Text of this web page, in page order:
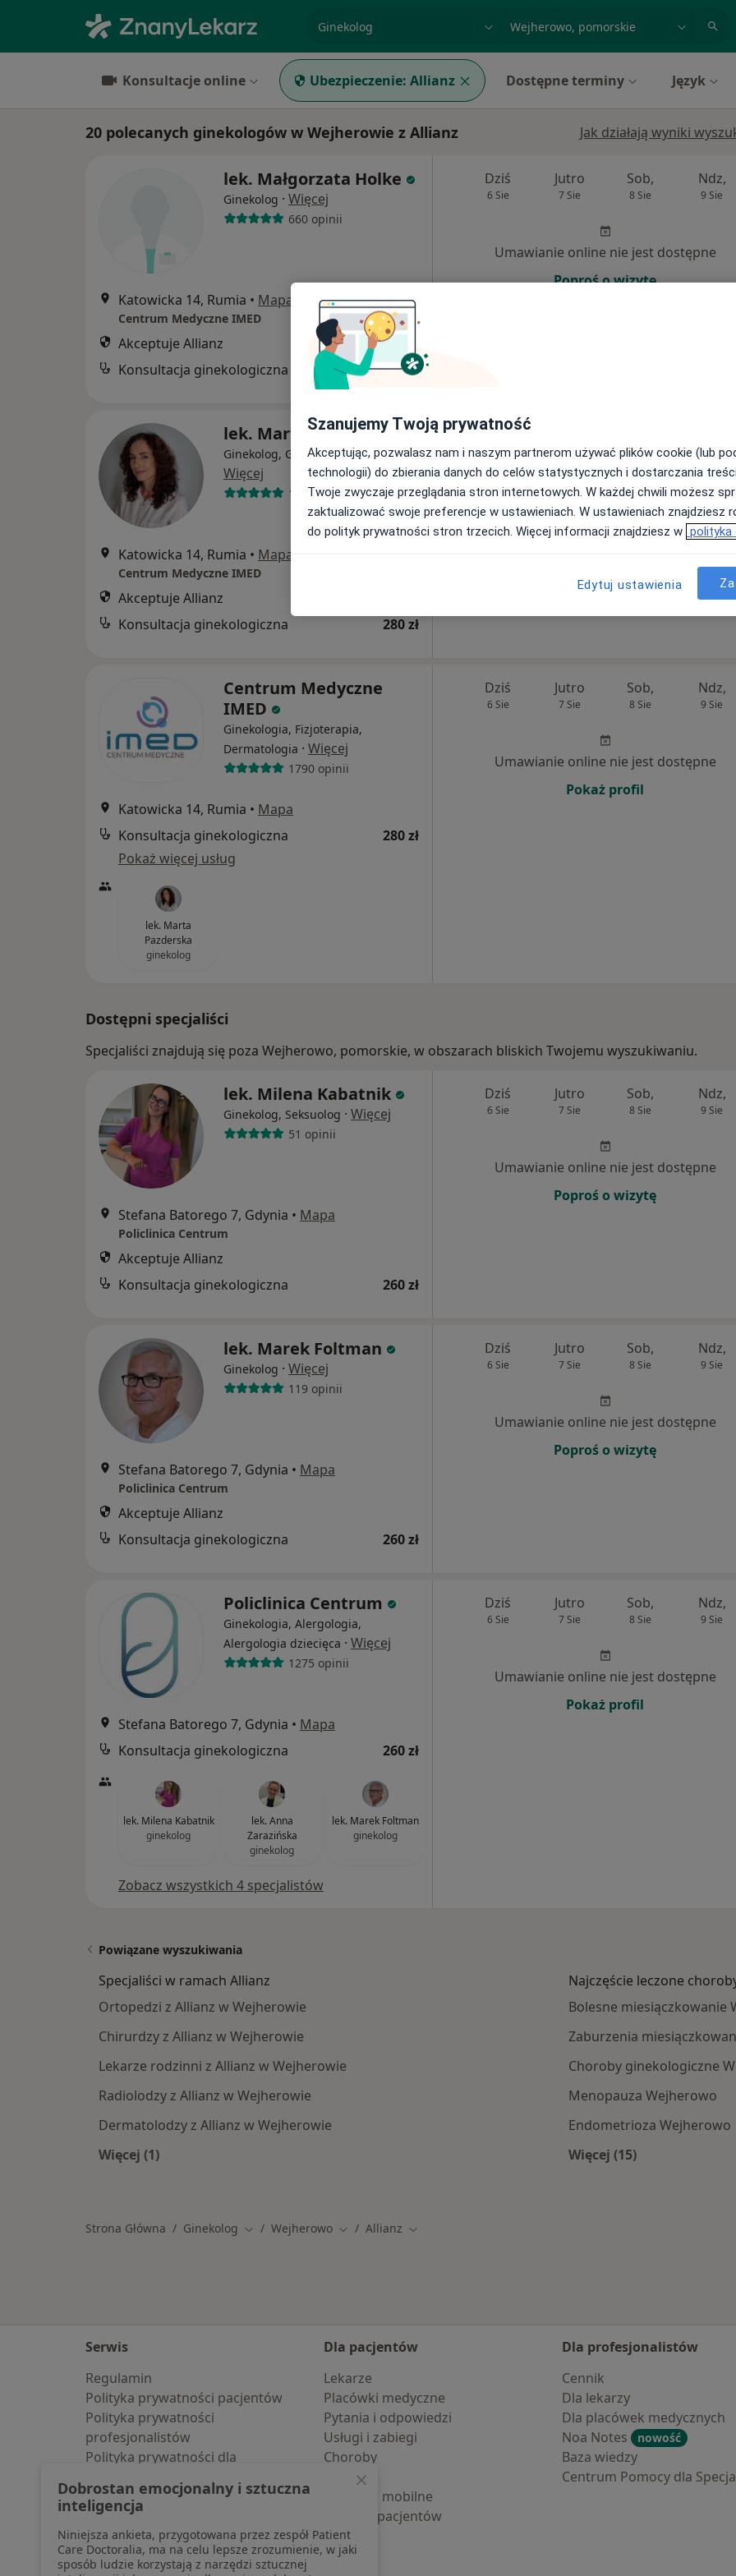
Konsultacje online Ubezpieczenie: Allianz Dostępne terminy Język
20 polecanych ginekologów w Wejherowie z Allianz Jak działają wyniki
lek. Małgorzata Holke
Ginekolog · Więcej
660 opinii
Katowicka 14, Rumia • Mapa
Centrum Medyczne IMED
Akceptuje Allianz
Konsultacja ginekologiczna
280 zł
Dziś
6 Sie
Jutro
7 Sie
Sob,
8 Sie
Ndz,
9 Sie
Umawianie online nie jest dostępne
Poproś o wizytę
lek. Marta Pazderska
Ginekolog, Ginekolog dziecięcy·
Więcej
147 opinii
Katowicka 14, Rumia • Mapa
Centrum Medyczne IMED
Akceptuje Allianz
Konsultacja ginekologiczna
280 zł
Dziś
6 Sie 7 Sie 8 Sie 9 Sie
Umawianie online nie jest dostępne
Poproś o wizytę
Centrum Medyczne
IMED
Ginekologia, Fizjoterapia,
Dermatologia · Więcej
1790 opinii
Katowicka 14, Rumia • Mapa
Konsultacja ginekologiczna
280 zł
Pokaż więcej usług
lek. Marta
Pazderska
ginekolog
Dziś
6 Sie
Jutro
7 Sie
Sob,
8 Sie
Ndz,
9 Sie
Umawianie online nie jest dostępne
Pokaż profil
Dostępni specjaliści
Specjaliści znajdują się poza Wejherowo, pomorskie, w obszarach bliskich Twojemu wyszukiwaniu.
lek. Milena Kabatnik
Ginekolog, Seksuolog · Więcej
51 opinii
Stefana Batorego 7, Gdynia • Mapa
Policlinica Centrum
Akceptuje Allianz
Konsultacja ginekologiczna
260 zł
Dziś
6 Sie
Jutro
7 Sie
Sob,
8 Sie
Ndz,
9 Sie
Umawianie online nie jest dostępne
Poproś o wizytę
lek. Marek Foltman
Ginekolog · Więcej
119 opinii
Stefana Batorego 7, Gdynia • Mapa
Policlinica Centrum
Akceptuje Allianz
Konsultacja ginekologiczna
260 zł
Dziś
6 Sie
Jutro
7 Sie
Sob,
8 Sie
Ndz,
9 Sie
Umawianie online nie jest dostępne
Poproś o wizytę
Policlinica Centrum
Ginekologia, Alergologia,
Alergologia dziecięca · Więcej
1275 opinii
Stefana Batorego 7, Gdynia • Mapa
Konsultacja ginekologiczna
260 zł
lek. Milena Kabatnik
ginekolog
lek. Anna
Zarazińska
ginekolog
lek. Marek Foltman
ginekolog
Zobacz wszystkich 4 specjalistów
Dziś
6 Sie
Jutro
7 Sie
Sob,
8 Sie
Ndz,
9 Sie
Umawianie online nie jest dostępne
Pokaż profil
Powiązane wyszukiwania
Specjaliści w ramach Allianz
Ortopedzi z Allianz w Wejherowie
Chirurdzy z Allianz w Wejherowie
Lekarze rodzinni z Allianz w Wejherowie
Radiolodzy z Allianz w Wejherowie
Dermatolodzy z Allianz w Wejherowie
Więcej (1)
Najczęście leczone
Bolesne miesiączkowanie
Zaburzenia
Choroby ginekologiczne
Menopauza Wejherowo
Endometrioza Wejherowo
Więcej (15)
Strona Główna Ginekolog Zmień miasto
Wejherowo Zmień miasto
Allianz Zmień miasto
Serwis
Regulamin
Polityka prywatności pacjentów
Polityka prywatności
profesjonalistów
Polityka prywatności dla
pozyskaliśmy samodzielnie
Polityka cookies
Jak działają wyniki wyszukiwania
Dostępność
Dla pacjentów
Lekarze
Placówki medyczne
Pytania i odpowiedzi
Usługi i zabiegi
Choroby
Pomoc
Aplikacje mobilne
Blog dla pacjentów
Dla profesjonalistów
Cennik
Dla lekarzy
Dla placówek medycznych
Noa Notes
nowość
Baza wiedzy
Centrum Pomocy dla
Szanujemy Twoją prywatność
Akceptując, pozwalasz nam i naszym partnerom używać plików cookie (lub
technologii) do zbierania danych do celów statystycznych i dostarczania
Twoje zwyczaje przeglądania stron internetowych. W każdej chwili możesz
zaktualizować swoje preferencje w ustawieniach. W ustawieniach znajdziesz
do polityk prywatności stron trzecich. Więcej informacji znajdziesz w polityka
Edytuj ustawienia
Dobrostan emocjonalny i sztuczna
inteligencja
Niniejsza ankieta, przygotowana przez zespół Patient
Care Doctoralia, ma na celu lepsze zrozumienie, w jaki
sposób ludzie korzystają z narzędzi sztucznej